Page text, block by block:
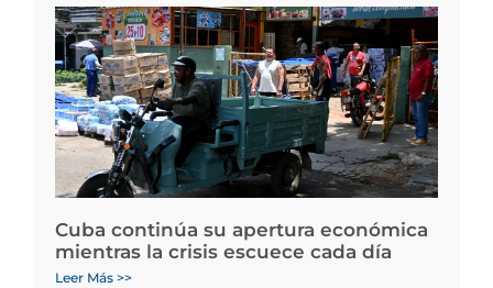
Cuba continúa su apertura económica
mientras la crisis escuece cada día
Leer Más >>